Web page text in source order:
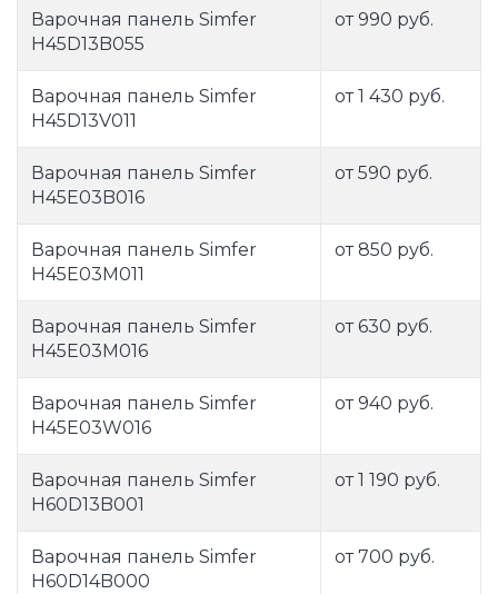
Варочная панель Simfer
H45D13B055
от 990 руб.
Варочная панель Simfer
H45D13V011
от 1 430 руб.
Варочная панель Simfer
H45E03B016
от 590 руб.
Варочная панель Simfer
H45E03M011
от 850 руб.
Варочная панель Simfer
H45E03M016
от 630 руб.
Варочная панель Simfer
H45E03W016
от 940 руб.
Варочная панель Simfer
H60D13B001
от 1 190 руб.
Варочная панель Simfer
H60D14B000
от 700 руб.